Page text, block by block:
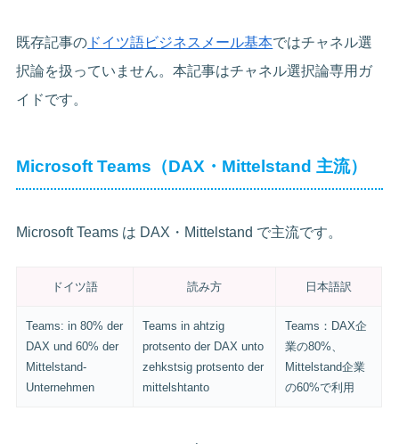
既存記事の ドイツ語ビジネスメール基本ではチャネル選
択論を扱っていません。本記事はチャネル選択論専用ガ
イドです。
Microsoft Teams（DAX・Mittelstand 主流）
Microsoft Teams は DAX・Mittelstand で主流です。
ドイツ語 読み方 日本語訳
Teams: in 80% der
DAX und 60% der
Mittelstand-
Unternehmen
Teams in ahtzig
protsento der DAX unto
zehkstsig protsento der
mittelshtanto
Teams：DAX企
業の80%、
Mittelstand企業
の60%で利用